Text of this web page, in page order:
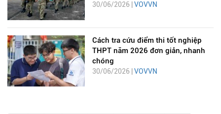
30/06/2026 | VOVVN
Cách tra cứu điểm thi tốt nghiệp
THPT năm 2026 đơn giản, nhanh
chóng
30/06/2026 | VOVVN